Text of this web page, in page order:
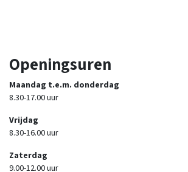
Openingsuren
Maandag t.e.m. donderdag
8.30-17.00 uur
Vrijdag
8.30-16.00 uur
Zaterdag
9.00-12.00 uur